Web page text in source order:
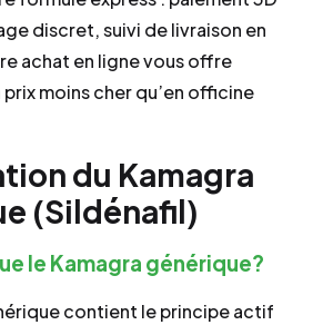
discret, suivi de livraison en
achat en ligne vous offre
prix moins cher qu’en officine
du Kamagra
(Sildénafil)
le Kamagra générique?
contient le principe actif